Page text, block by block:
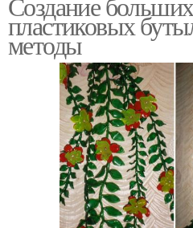
пластиковых
методы